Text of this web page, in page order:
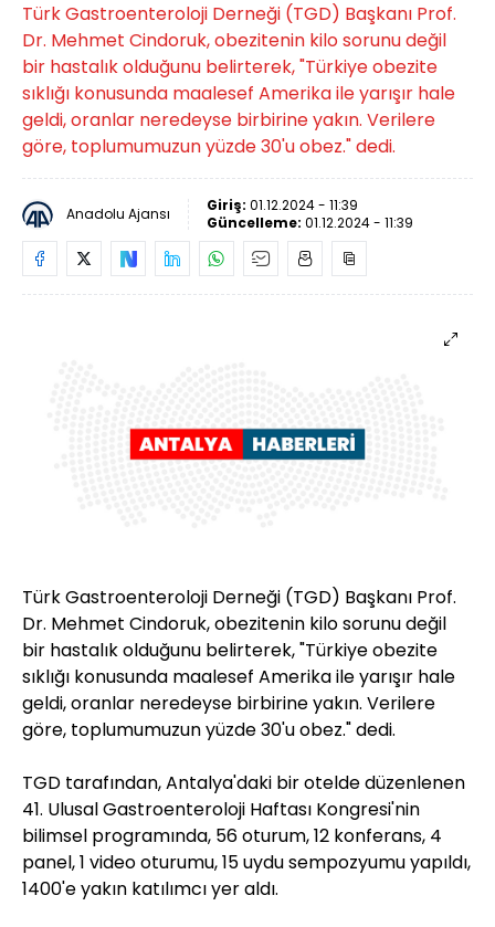
Türk Gastroenteroloji Derneği (TGD) Başkanı Prof.
Dr. Mehmet Cindoruk, obezitenin kilo sorunu değil
bir hastalık olduğunu belirterek, "Türkiye obezite
sıklığı konusunda maalesef Amerika ile yarışır hale
geldi, oranlar neredeyse birbirine yakın. Verilere
göre, toplumumuzun yüzde 30'u obez." dedi.
Anadolu Ajansı Giriş: 01.12.2024 - 11:39
Güncelleme: 01.12.2024 - 11:39
Türk Gastroenteroloji Derneği (TGD) Başkanı Prof.
Dr. Mehmet Cindoruk, obezitenin kilo sorunu değil
bir hastalık olduğunu belirterek, "Türkiye obezite
sıklığı konusunda maalesef Amerika ile yarışır hale
geldi, oranlar neredeyse birbirine yakın. Verilere
göre, toplumumuzun yüzde 30'u obez." dedi.
TGD tarafından, Antalya'daki bir otelde düzenlenen
41. Ulusal Gastroenteroloji Haftası Kongresi'nin
bilimsel programında, 56 oturum, 12 konferans, 4
panel, 1 video oturumu, 15 uydu sempozyumu yapıldı,
1400'e yakın katılımcı yer aldı.